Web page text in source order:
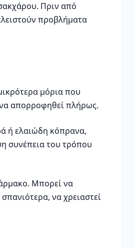
Πριν από
προβλήματα
μόρια που
απορροφηθεί πλήρως.
ή ελαιώδη κόπρανα,
συνέπεια του τρόπου
Μπορεί να
να χρειαστεί